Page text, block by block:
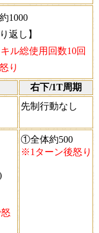
1000
返し】
ル総使用回数10回
り
右下/1T周期
先制行動なし
①全体約500
※1ターン後怒り